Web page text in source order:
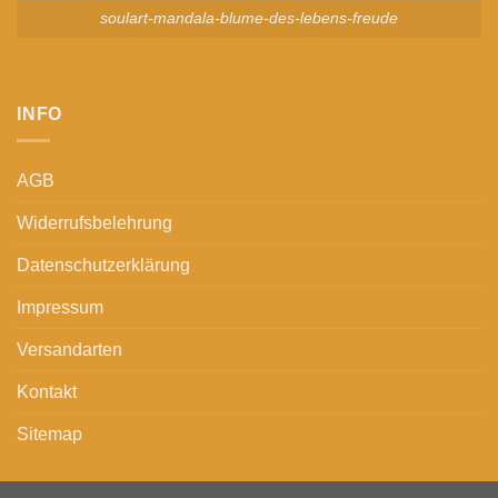
soulart-mandala-blume-des-lebens-freude
INFO
AGB
Widerrufsbelehrung
Datenschutzerklärung
Impressum
Versandarten
Kontakt
Sitemap